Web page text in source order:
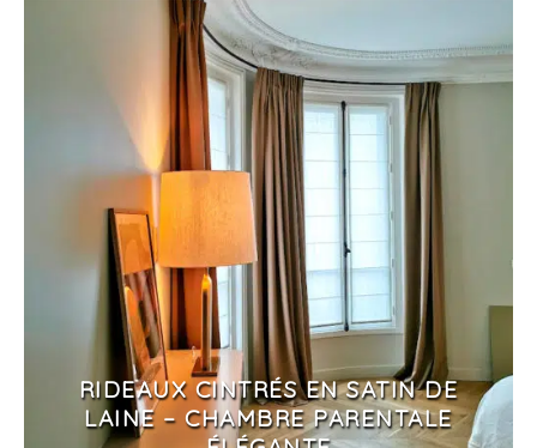
RIDEAUX CINTRÉS EN SATIN DE
LAINE – CHAMBRE PARENTALE